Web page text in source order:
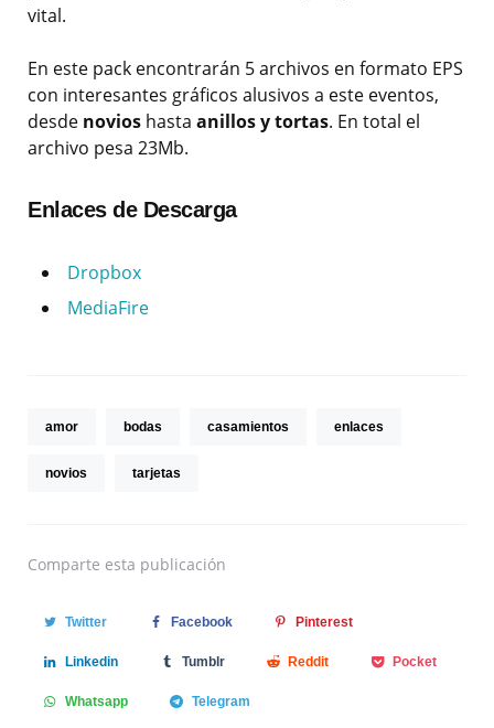
vital.
En este pack encontrarán 5 archivos en formato EPS
con interesantes gráficos alusivos a este eventos,
desde novios hasta anillos y tortas. En total el
archivo pesa 23Mb.
Enlaces de Descarga
Dropbox
MediaFire
amor bodas casamientos enlaces
novios tarjetas
Comparte esta publicación
Twitter Facebook Pinterest
Linkedin Tumblr Reddit Pocket
Whatsapp Telegram